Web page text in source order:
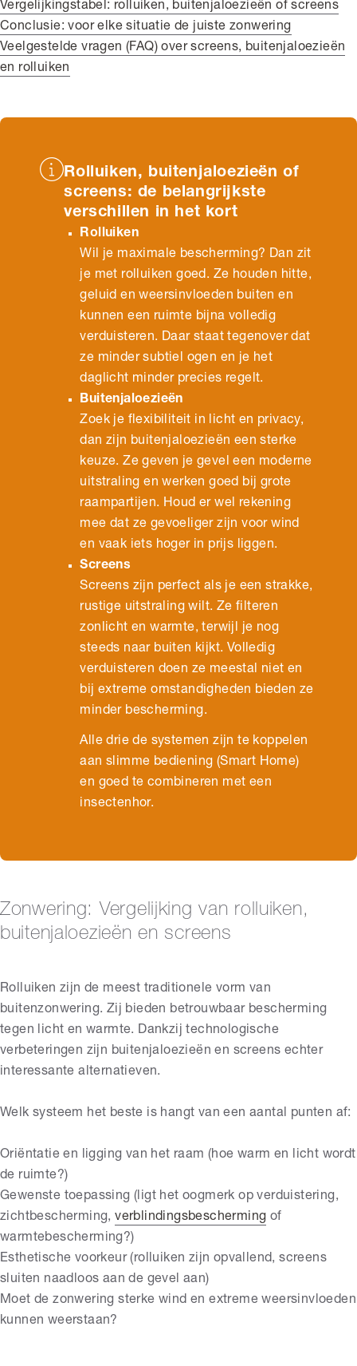
Vergelijkingstabel: rolluiken, buitenjaloezieën of screens
Conclusie: voor elke situatie de juiste zonwering
Veelgestelde vragen (FAQ) over screens, buitenjaloezieën
en rolluiken
Rolluiken, buitenjaloezieën of
screens: de belangrijkste
verschillen in het kort
Rolluiken
Wil je maximale bescherming? Dan zit
je met rolluiken goed. Ze houden hitte,
geluid en weersinvloeden buiten en
kunnen een ruimte bijna volledig
verduisteren. Daar staat tegenover dat
ze minder subtiel ogen en je het
daglicht minder precies regelt.
Buitenjaloezieën
Zoek je flexibiliteit in licht en privacy,
dan zijn buitenjaloezieën een sterke
keuze. Ze geven je gevel een moderne
uitstraling en werken goed bij grote
raampartijen. Houd er wel rekening
mee dat ze gevoeliger zijn voor wind
en vaak iets hoger in prijs liggen.
Screens
Screens zijn perfect als je een strakke,
rustige uitstraling wilt. Ze filteren
zonlicht en warmte, terwijl je nog
steeds naar buiten kijkt. Volledig
verduisteren doen ze meestal niet en
bij extreme omstandigheden bieden ze
minder bescherming.
Alle drie de systemen zijn te koppelen
aan slimme bediening (Smart Home)
en goed te combineren met een
insectenhor.
Zonwering: Vergelijking van rolluiken,
buitenjaloezieën en screens
Rolluiken zijn de meest traditionele vorm van
buitenzonwering. Zij bieden betrouwbaar bescherming
tegen licht en warmte. Dankzij technologische
verbeteringen zijn buitenjaloezieën en screens echter
interessante alternatieven.
Welk systeem het beste is hangt van een aantal punten af:
Oriëntatie en ligging van het raam (hoe warm en licht wordt
de ruimte?)
Gewenste toepassing (ligt het oogmerk op verduistering,
zichtbescherming,verblindingsbescherming of
warmtebescherming?)
Esthetische voorkeur (rolluiken zijn opvallend, screens
sluiten naadloos aan de gevel aan)
Moet de zonwering sterke wind en extreme weersinvloeden
kunnen weerstaan?